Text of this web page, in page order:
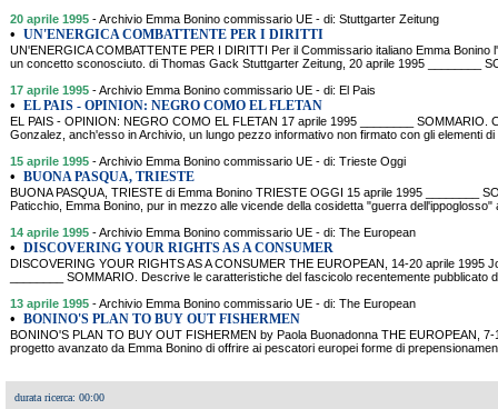
20 aprile 1995 - Archivio Emma Bonino commissario UE - di: Stuttgarter Zeitung
• UN'ENERGICA COMBATTENTE PER I DIRITTI
UN'ENERGICA COMBATTENTE PER I DIRITTI Per il Commissario italiano Emma
un concetto sconosciuto. di Thomas Gack Stuttgarter Zeitung, 20 aprile 1995 ________
17 aprile 1995 - Archivio Emma Bonino commissario UE - di: El Pais
• EL PAIS - OPINION: NEGRO COMO EL FLETAN
EL PAIS - OPINION: NEGRO COMO EL FLETAN 17 aprile 1995 ________ SOMMARIO.
Gonzalez, anch'esso in Archivio, un lungo pezzo informativo non firmato con gli elementi
15 aprile 1995 - Archivio Emma Bonino commissario UE - di: Trieste Oggi
• BUONA PASQUA, TRIESTE
BUONA PASQUA, TRIESTE di Emma Bonino TRIESTE OGGI 15 aprile 1995 ________
Paticchio, Emma Bonino, pur in mezzo alle vicende della cosidetta "guerra
14 aprile 1995 - Archivio Emma Bonino commissario UE - di: The European
• DISCOVERING YOUR RIGHTS AS A CONSUMER
DISCOVERING YOUR RIGHTS AS A CONSUMER THE EUROPEAN, 14-20 aprile 1995
________ SOMMARIO. Descrive le caratteristiche del fascicolo recentemente pubblicato
13 aprile 1995 - Archivio Emma Bonino commissario UE - di: The European
• BONINO'S PLAN TO BUY OUT FISHERMEN
BONINO'S PLAN TO BUY OUT FISHERMEN by Paola Buonadonna THE EUROPEAN,
progetto avanzato da Emma Bonino di offrire ai pescatori europei forme di
durata ricerca: 00:00